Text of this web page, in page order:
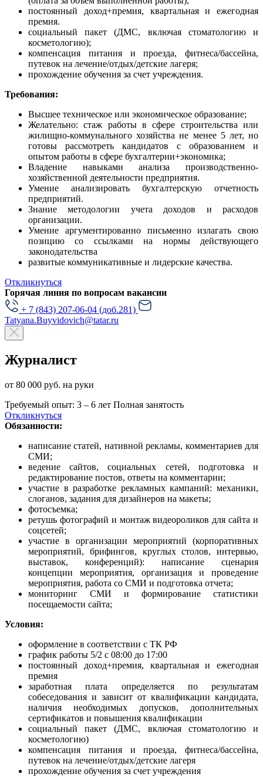
постоянный доход+премия, квартальная и ежегодная
премия.
социальный пакет (ДМС, включая стоматологию и
косметологию);
компенсация питания и проезда, фитнеса/бассейна,
путевок на лечение/отдых/детские лагеря;
прохождение обучения за счет учреждения.
Требования:
Высшее техническое или экономическое образование;
Желательно: стаж работы в сфере строительства или
жилищно-коммунального хозяйства не менее 5 лет, но
готовы рассмотреть кандидатов с образованием и
опытом работы в сфере бухгалтерии+экономика;
Владение навыками анализа производственно-
хозяйственной деятельности предприятия.
Умение анализировать бухгалтерскую отчетность
предприятий.
Знание методологии учета доходов и расходов
организации.
Умение аргументированно письменно излагать свою
позицию со ссылками на нормы действующего
законодательства
развитые коммуникативные и лидерские качества.
Откликнуться
Горячая линия по вопросам вакансии
+ 7 (843) 207-06-04 (доб.281)
Tatyana.Buyvidovich@tatar.ru
Журналист
от 80 000 руб. на руки
Требуемый опыт: 3 – 6 лет Полная занятость
Откликнуться
Обязанности:
написание статей, нативной рекламы, комментариев для
СМИ;
ведение сайтов, социальных сетей, подготовка и
редактирование постов, ответы на комментарии;
участие в разработке рекламных кампаний: механики,
слоганов, задания для дизайнеров на макеты;
фотосъемка;
ретушь фотографий и монтаж видеороликов для сайта и
соцсетей;
участие в организации мероприятий (корпоративных
мероприятий, брифингов, круглых столов, интервью,
выставок, конференций): написание сценария
концепции мероприятия, организация и проведение
мероприятия, работа со СМИ и подготовка отчета;
мониторинг СМИ и формирование статистики
посещаемости сайта;
Условия:
оформление в соответствии с ТК РФ
график работы 5/2 с 08:00 до 17:00
постоянный доход+премия, квартальная и ежегодная
премия
заработная плата определяется по результатам
собеседования и зависит от квалификации кандидата,
наличия необходимых допусков, дополнительных
сертификатов и повышения квалификации
социальный пакет (ДМС, включая стоматологию и
косметологию)
компенсация питания и проезда, фитнеса/бассейна,
путевок на лечение/отдых/детские лагеря
прохождение обучения за счет учреждения